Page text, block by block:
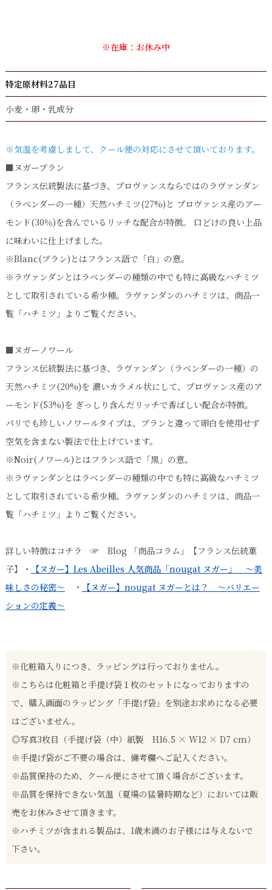
※在庫：お休み中
特定原材料27品目
小麦・卵・乳成分
※気温を考慮しまして、クール便の対応にさせて頂いております。
■ヌガーブラン
フランス伝統製法に基づき、プロヴァンスならではのラヴァンダン
（ラべンダーの一種）天然ハチミツ(27%)と プロヴァンス産のアー
モンド(30％)を含んでいるリッチな配合が特徴。 口どけの良い上品
に味わいに仕上げました。
※Blanc(ブラン)とはフランス語で「白」の意。
※ラヴァンダンとはラベンダーの種類の中でも特に高級なハチミツ
として取引されている希少種。ラヴァンダンのハチミツは、商品一
覧「ハチミツ」よりご覧ください。
■ヌガーノワール
フランス伝統製法に基づき、ラヴァンダン（ラベンダーの一種）の
天然ハチミツ(20%)を 濃いカラメル状にして、プロヴァンス産のア
ーモンド(53%)を ぎっしり含んだリッチで香ばしい配合が特徴。
パリでも珍しいノワールタイプは、ブランと違って卵白を使用せず
空気を含まない製法で仕上げています。
※Noir(ノワール)とはフランス語で「黒」の意。
※ラヴァンダンとはラベンダーの種類の中でも特に高級なハチミツ
として取引されている希少種。ラヴァンダンのハチミツは、商品一
覧「ハチミツ」よりご覧ください。
詳しい特徴はコチラ ☞ Blog 「商品コラム」【フランス伝統菓
子】・
【ヌガー】Les Abeilles 人気商品「nougat ヌガー」 ～美
味しさの秘密～ ・
【ヌガー】nougat ヌガーとは？ ～バリエー
ションの定義～
※化粧箱入りにつき、ラッピングは行っておりません。
※こちらは化粧箱と手提げ袋１枚のセットになっておりますの
で、購入画面のラッピング「手提げ袋」を別途お求めになる必要
はございません。
◎写真3枚目（手提げ袋（中）紙製 H16.5 × W12 × D7 cm）
※手提げ袋がご不要の場合は、備考欄へご記入ください。
※品質保持のため、クール便にさせて頂く場合がございます。
※品質を保持できない気温（夏場の猛暑時期など）においては販
売をお休みさせて頂きます。
※ハチミツが含まれる製品は、1歳未満のお子様には与えないで
下さい。